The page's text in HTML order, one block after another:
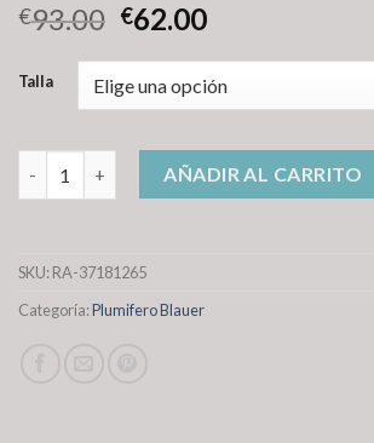
€93.00 €62.00
Talla
plumifero blauer cantidadAÑADIR AL CARRITO
SKU:RA-37181265
Categoría:Plumifero Blauer